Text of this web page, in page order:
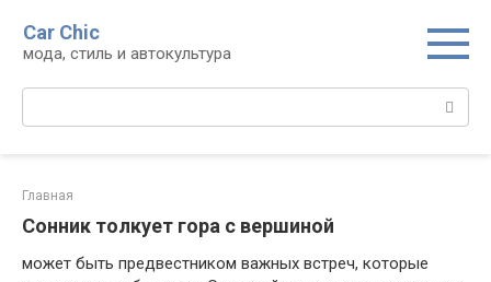
контенту
Car Chic
мода, стиль и автокультура
Поиск:
Главная
Сонник толкует гора с вершиной
может быть предвестником важных встреч, которые